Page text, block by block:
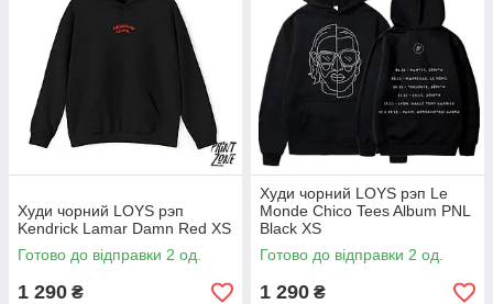
Худи чорний LOYS рэп
Kendrick Lamar Damn Red XS
Готово до відправки 2 од.
1 290 ₴
Худи чорний LOYS рэп Le
Monde Chico Tees Album PNL
Black XS
Готово до відправки 2 од.
1 290 ₴